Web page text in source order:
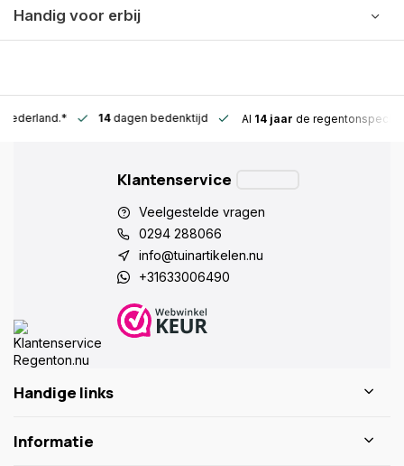
Handig voor erbij
Nederland.* 14dagen bedenktijd Al 14 jaar de
Klantenservice
Veelgestelde vragen
0294 288066
info@tuinartikelen.nu
+31633006490
Handige links
Informatie